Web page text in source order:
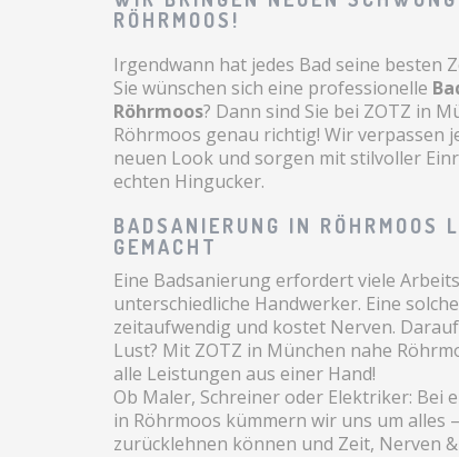
RÖHRMOOS!
Irgendwann hat jedes Bad seine besten
Sie wünschen sich eine professionelle
Röhrmoos? Dann sind Sie bei ZOTZ in
Röhrmoos genau richtig! Wir verpassen
neuen Look und sorgen mit stilvoller
echten Hingucker.
BADSANIERUNG IN RÖHRMOOS
GEMACHT
Eine Badsanierung erfordert viele
unterschiedliche Handwerker. Eine
zeitaufwendig und kostet Nerven.
Lust? Mit ZOTZ in München nahe
alle Leistungen aus einer Hand!
Ob Maler, Schreiner oder Elektriker: Bei
in Röhrmoos kümmern wir uns um alles
zurücklehnen können und Zeit, Nerven